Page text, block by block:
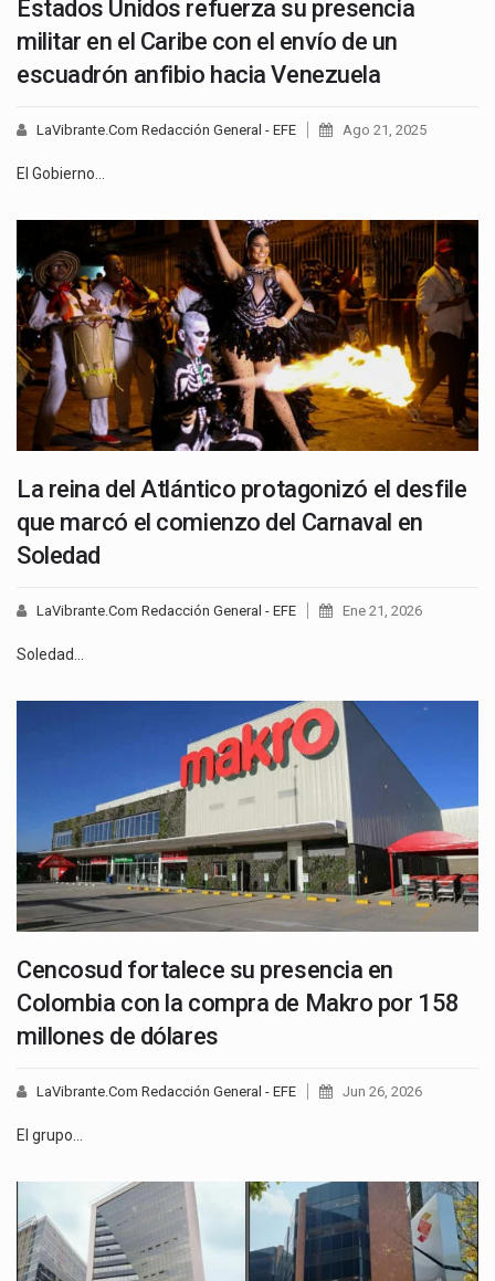
Estados Unidos refuerza su presencia
militar en el Caribe con el envío de un
escuadrón anfibio hacia Venezuela
LaVibrante.Com Redacción General - EFE Ago 21, 2025
El Gobierno…
La reina del Atlántico protagonizó el desfile
que marcó el comienzo del Carnaval en
Soledad
LaVibrante.Com Redacción General - EFE Ene 21, 2026
Soledad…
Cencosud fortalece su presencia en
Colombia con la compra de Makro por 158
millones de dólares
LaVibrante.Com Redacción General - EFE Jun 26, 2026
El grupo…